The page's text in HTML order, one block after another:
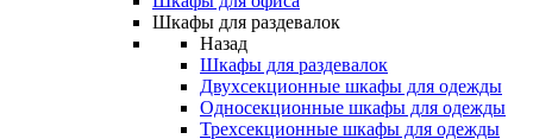
Шкафы для раздевалок
Назад
Шкафы для раздевалок
Двухсекционные шкафы для одежды
Односекционные шкафы для одежды
Трехсекционные шкафы для одежды